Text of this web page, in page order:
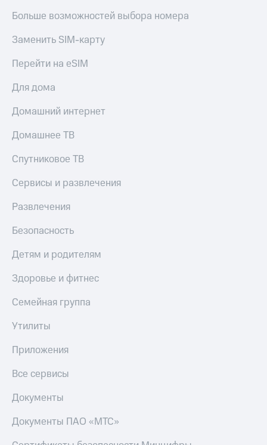
Больше возможностей выбора номера
Заменить SIM-карту
Перейти на eSIM
Для дома
Домашний интернет
Домашнее ТВ
Спутниковое ТВ
Сервисы и развлечения
Развлечения
Безопасность
Детям и родителям
Здоровье и фитнес
Семейная группа
Утилиты
Приложения
Все сервисы
Документы
Документы ПАО «МТС»